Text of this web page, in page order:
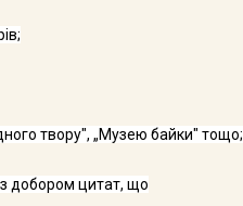
твору", „Музею байки" тощо;
з добором цитат, що